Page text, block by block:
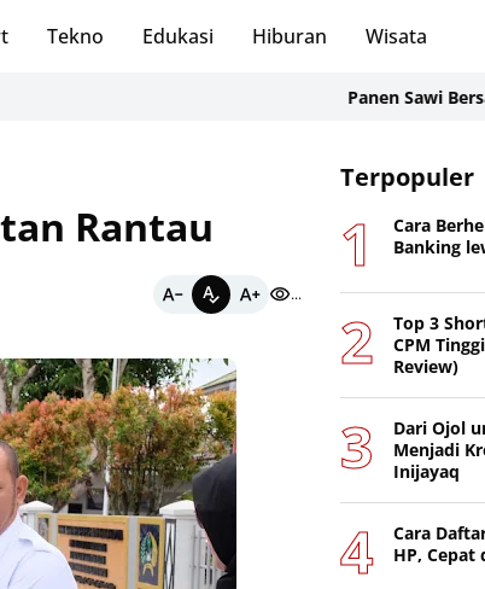
Tekno Edukasi Hiburan Wisata
Panen Sawi Bersama
Rantau
...
Terpopuler
Cara
Banking
Top 3
CPM
Review)
Dari Ojol
Menjadi
Inijayaq
Cara
HP, Cepat